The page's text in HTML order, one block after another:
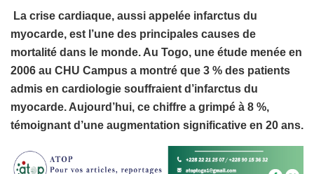
La crise cardiaque, aussi appelée infarctus du
myocarde, est l’une des principales causes de
mortalité dans le monde. Au Togo, une étude menée en
2006 au CHU Campus a montré que 3 % des patients
admis en cardiologie souffraient d’infarctus du
myocarde. Aujourd’hui, ce chiffre a grimpé à 8 %,
témoignant d’une augmentation significative en 20 ans.